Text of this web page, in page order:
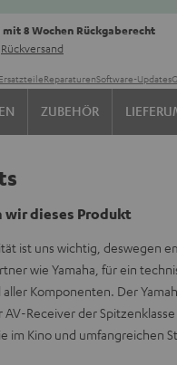
8 Wochen Rückgaberecht
Rückversand
ErsatzteileReparaturenSoftware-Updates
ZUBEHÖR
wir dieses Produkt
ist uns wichtig, deswegen
wie Yamaha, für ein
Komponenten. Der
Receiver der Spitzenklasse
im Kino und umfangreichen